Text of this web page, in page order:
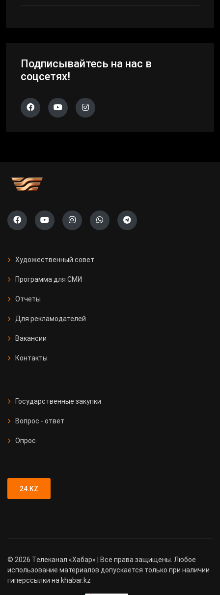
Подписывайтесь на нас в
соцсетях!
Художественный совет
Программа для СМИ
Отчеты
Для рекламодателей
Вакансии
Контакты
Государственные закупки
Вопрос - ответ
Опрос
24.KZ
© 2026 Телеканал «Хабар» | Все права защищены. Любое
использование материалов допускается только при наличии
гиперссылки на khabar.kz